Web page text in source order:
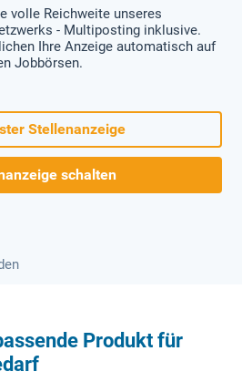
volle Reichweite unseres
- Multiposting inklusive.
Ihre Anzeige automatisch auf
Jobbörsen.
Stellenanzeige
schalten
Produkt für